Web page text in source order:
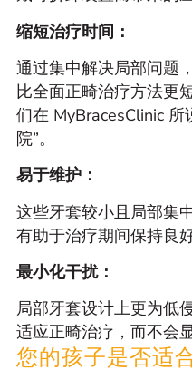
缩短治疗时间：
通过集中解决局部问题
比全面正畸治疗方法更
们在 MyBracesClinic 所
院”。
易于维护：
这些牙套较小且局部集
有助于治疗期间保持良
最小化干扰：
局部牙套设计上更为低
适应正畸治疗，而不会
您的孩子是否适